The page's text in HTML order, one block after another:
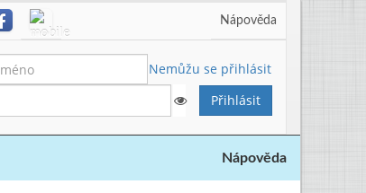
Nápověda
Nemůžu se přihlásit
Nápověda